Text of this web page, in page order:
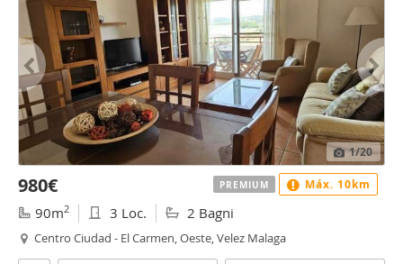
1/20
980€
90m2 3 Loc. 2 Bagni
Centro Ciudad - El Carmen, Oeste, Velez Malaga
PREMIUM Máx. 10km